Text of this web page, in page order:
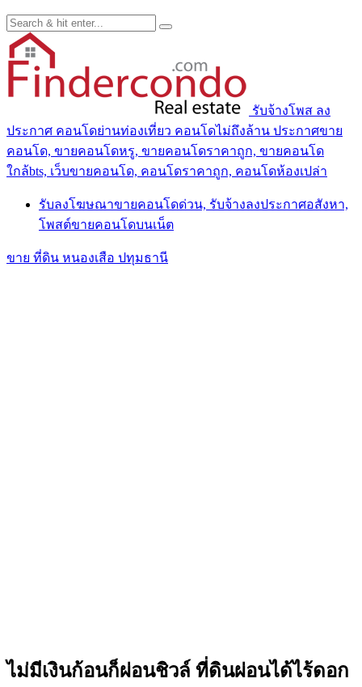
รับจ้างโพส ลง
ประกาศ คอนโดย่านท่องเที่ยว คอนโดไม่ถึงล้าน ประกาศขาย
คอนโด, ขายคอนโดหรู, ขายคอนโดราคาถูก, ขายคอนโด
ใกล้bts, เว็บขายคอนโด, คอนโดราคาถูก, คอนโดห้องเปล่า
รับลงโฆษณาขายคอนโดด่วน, รับจ้างลงประกาศอสังหา,
โพสต์ขายคอนโดบนเน็ต
ขาย ที่ดิน หนองเสือ ปทุมธานี
ไม่มีเงินก้อนก็ผ่อนชิวล์ ที่ดินผ่อนได้ไร้ดอก